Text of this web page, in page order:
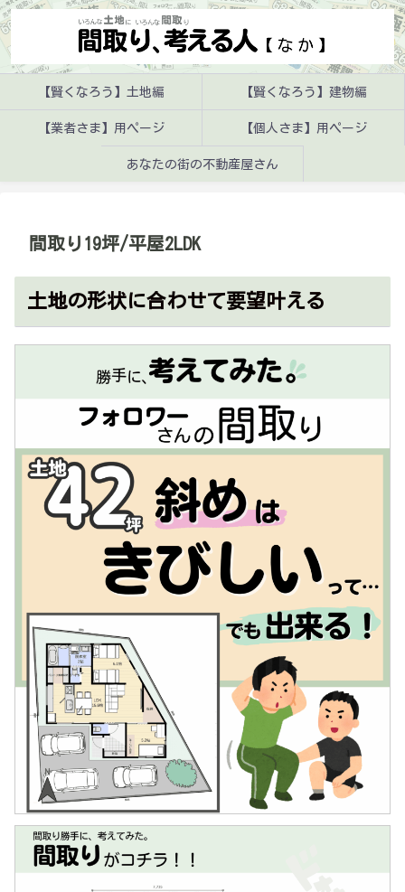
【賢くなろう】土地編 【賢くなろう】建物編
【業者さま】用ページ 【個人さま】用ページ
あなたの街の不動産屋さん
間取り19坪/平屋2LDK
土地の形状に合わせて要望叶える